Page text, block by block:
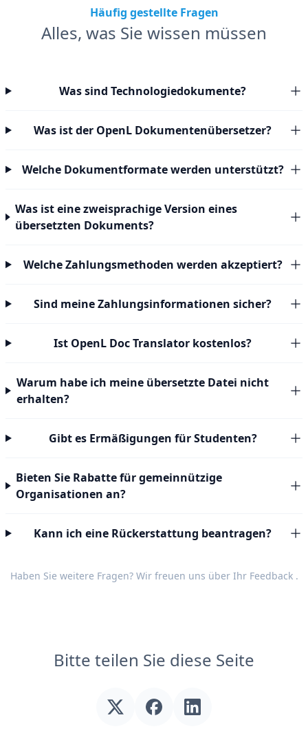
Häufig gestellte Fragen
Alles, was Sie wissen müssen
Was sind Technologiedokumente?
Was ist der OpenL Dokumentenübersetzer?
Welche Dokumentformate werden unterstützt?
Was ist eine zweisprachige Version eines
übersetzten Dokuments?
Welche Zahlungsmethoden werden akzeptiert?
Sind meine Zahlungsinformationen sicher?
Ist OpenL Doc Translator kostenlos?
Warum habe ich meine übersetzte Datei nicht
erhalten?
Gibt es Ermäßigungen für Studenten?
Bieten Sie Rabatte für gemeinnützige
Organisationen an?
Kann ich eine Rückerstattung beantragen?
Haben Sie weitere Fragen? Wir freuen uns über Ihr Feedback.
Bitte teilen Sie diese Seite